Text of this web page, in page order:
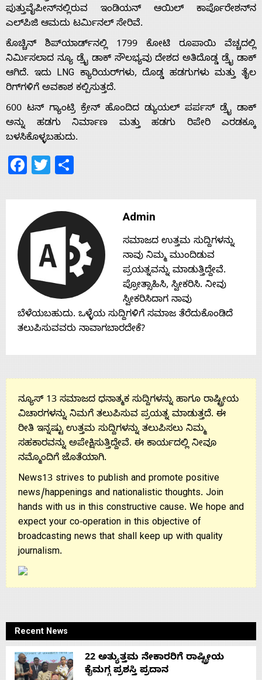
Us
Advertise
With
s
Us
ಪುತ್ತುವೈಪೀನ್‌ನಲ್ಲಿರುವ ಇಂಡಿಯನ್ ಆಯಿಲ್ ಕಾರ್ಪೊರೇಶನ್‌ನ
ಎಲ್‌ಪಿಜಿ ಆಮದು ಟರ್ಮಿನಲ್ ಸೇರಿವೆ.
ಕೊಚ್ಚಿನ್ ಶಿಪ್‌ಯಾರ್ಡ್‌ನಲ್ಲಿ 1799 ಕೋಟಿ ರೂಪಾಯಿ ವೆಚ್ಚದಲ್ಲಿ
ನಿರ್ಮಿಸಲಾದ ನ್ಯೂ ಡ್ರೈ ಡಾಕ್ ಸೌಲಭ್ಯವು ದೇಶದ ಅತಿದೊಡ್ಡ ಡ್ರೈ ಡಾಕ್
ಆಗಿದೆ. ಇದು LNG ಕ್ಯಾರಿಯರ್‌ಗಳು, ದೊಡ್ಡ ಹಡಗುಗಳು ಮತ್ತು ತೈಲ
ರಿಗ್‌ಗಳಿಗೆ ಅವಕಾಶ ಕಲ್ಪಿಸುತ್ತದೆ.
600 ಟನ್ ಗ್ಯಾಂಟ್ರಿ ಕ್ರೇನ್ ಹೊಂದಿದ ಡ್ಯುಯಲ್ ಪರ್ಪಸ್ ಡ್ರೈ ಡಾಕ್
ಅನ್ನು ಹಡಗು ನಿರ್ಮಾಣ ಮತ್ತು ಹಡಗು ರಿಪೇರಿ ಎರಡಕ್ಕೂ
ಬಳಸಿಕೊಳ್ಳಬಹುದು.
Facebook
Twitter
Admin
ಸಮಾಜದ ಉತ್ತಮ ಸುದ್ದಿಗಳನ್ನು
ನಾವು ನಿಮ್ಮ ಮುಂದಿಡುವ
ಪ್ರಯತ್ನವನ್ನು ಮಾಡುತ್ತಿದ್ದೇವೆ.
ಪ್ರೋತ್ಸಾಹಿಸಿ, ಸ್ವೀಕರಿಸಿ. ನೀವು
ಸ್ವೀಕರಿಸಿದಾಗ ನಾವು
ಬೆಳೆಯಬಹುದು. ಒಳ್ಳೆಯ ಸುದ್ದಿಗಳಿಗೆ ಸಮಾಜ ತೆರೆದುಕೊಂಡಿದೆ
ತಲುಪಿಸುವವರು ನಾವಾಗಬಾರದೇಕೆ?
ನ್ಯೂಸ್ 13 ಸಮಾಜದ ಧನಾತ್ಮಕ ಸುದ್ದಿಗಳನ್ನು ಹಾಗೂ ರಾಷ್ಟ್ರೀಯ
ವಿಚಾರಗಳನ್ನು ನಿಮಗೆ ತಲುಪಿಸುವ ಪ್ರಯತ್ನ ಮಾಡುತ್ತದೆ. ಈ
ರೀತಿ ಇನ್ನಷ್ಟು ಉತ್ತಮ ಸುದ್ದಿಗಳನ್ನು ತಲುಪಿಸಲು ನಿಮ್ಮ
ಸಹಕಾರವನ್ನು ಅಪೇಕ್ಷಿಸುತ್ತಿದ್ದೇವೆ. ಈ ಕಾರ್ಯದಲ್ಲಿ ನೀವೂ
ನಮ್ಮೊಂದಿಗೆ ಜೊತೆಯಾಗಿ.
News13 strives to publish and promote positive
news/happenings and nationalistic thoughts. Join
hands with us in this constructive cause. We hope and
expect your co-operation in this objective of
broadcasting news that shall keep up with quality
journalism.
Recent News
22 ಅತ್ಯುತ್ತಮ ನೇಕಾರರಿಗೆ ರಾಷ್ಟ್ರೀಯ
ಕೈಮಗ್ಗ ಪ್ರಶಸ್ತಿ ಪ್ರದಾನ